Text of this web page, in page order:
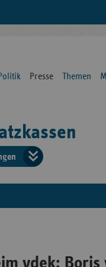
Presse Themen
der
vdek: Boris